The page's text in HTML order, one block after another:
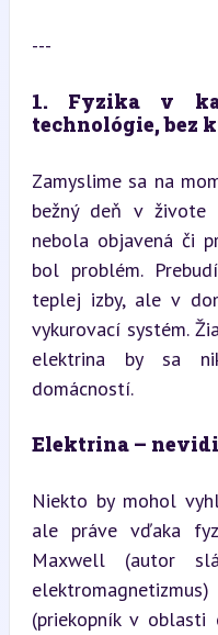
---
1. Fyzika v
technológie, bez
Zamyslime sa na
bežný deň v živote
nebola objavená či
bol problém.
teplej izby, ale v
vykurovací systém.
elektrina by sa
domácností.
Elektrina –
Niekto by mohol
ale práve vďaka
Maxwell (autor
(priekopník v oblasti